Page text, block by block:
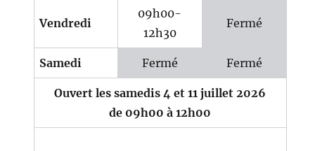
Vendredi
09h00-
12h30
Fermé
Samedi Fermé Fermé
Ouvert les samedis 4 et 11 juillet 2026
de 09h00 à 12h00